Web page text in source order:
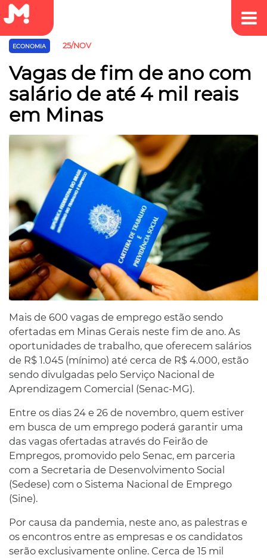
ECONOMIA 25/NOV
Vagas de fim de ano com
salário de até 4 mil reais
em Minas
Mais de 600 vagas de emprego estão sendo
ofertadas em Minas Gerais neste fim de ano. As
oportunidades de trabalho, que oferecem salários
de R$ 1.045 (mínimo) até cerca de R$ 4.000, estão
sendo divulgadas pelo Serviço Nacional de
Aprendizagem Comercial (Senac-MG).
Entre os dias 24 e 26 de novembro, quem estiver
em busca de um emprego poderá garantir uma
das vagas ofertadas através do Feirão de
Empregos, promovido pelo Senac, em parceria
com a Secretaria de Desenvolvimento Social
(Sedese) com o Sistema Nacional de Emprego
(Sine).
Por causa da pandemia, neste ano, as palestras e
os encontros entre as empresas e os candidatos
serão exclusivamente online. Cerca de 15 mil